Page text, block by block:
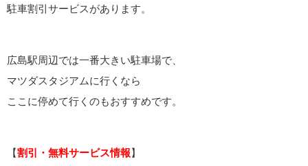
駐車割引サービスがあります。
広島駅周辺では一番大きい駐車場で、
マツダスタジアムに行くなら
ここに停めて行くのもおすすめです。
【 割引・無料サービス情報 】